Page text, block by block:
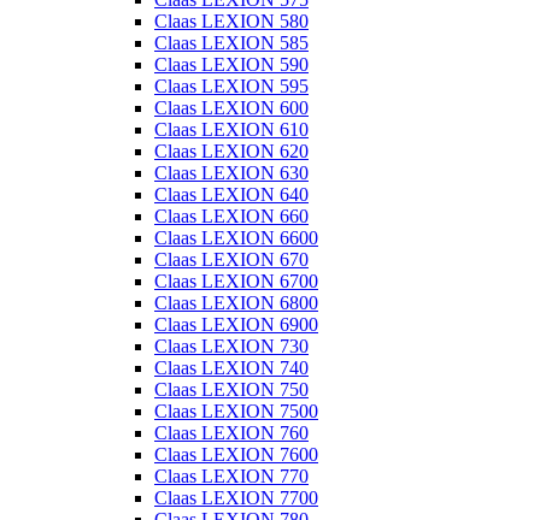
Claas LEXION 580
Claas LEXION 585
Claas LEXION 590
Claas LEXION 595
Claas LEXION 600
Claas LEXION 610
Claas LEXION 620
Claas LEXION 630
Claas LEXION 640
Claas LEXION 660
Claas LEXION 6600
Claas LEXION 670
Claas LEXION 6700
Claas LEXION 6800
Claas LEXION 6900
Claas LEXION 730
Claas LEXION 740
Claas LEXION 750
Claas LEXION 7500
Claas LEXION 760
Claas LEXION 7600
Claas LEXION 770
Claas LEXION 7700